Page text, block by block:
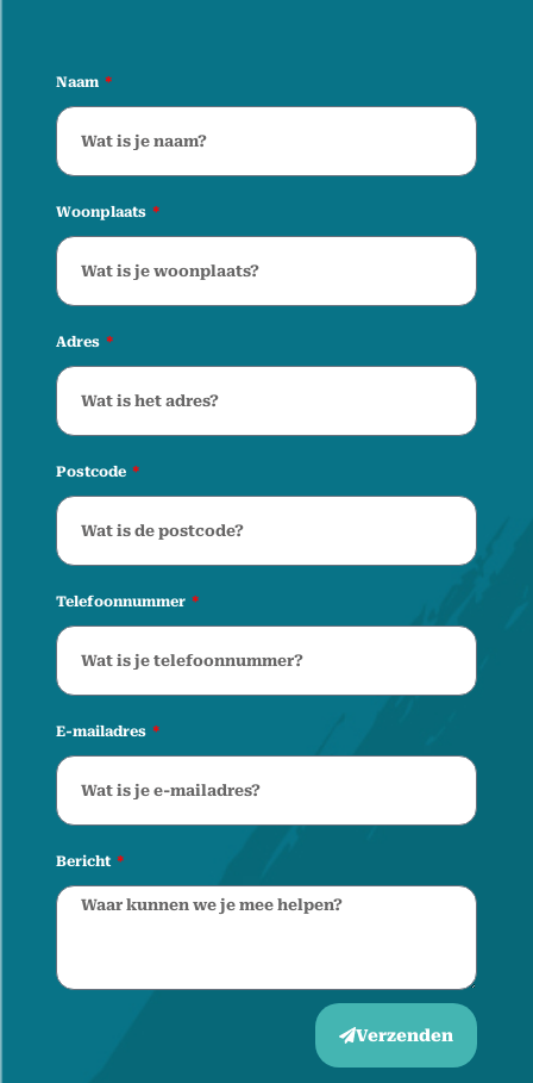
Naam
Woonplaats
Adres
Postcode
Telefoonnummer
E-mailadres
Bericht
Verzenden